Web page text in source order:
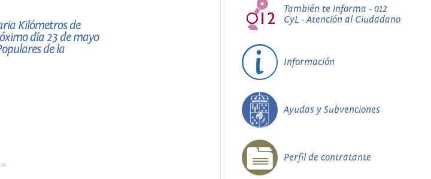
Kilómetros de
día 23 de mayo
de la
También te informa - 012
CyL - Atención al Ciudadano
Información
Ayudas y Subvenciones
Perfil de contratante